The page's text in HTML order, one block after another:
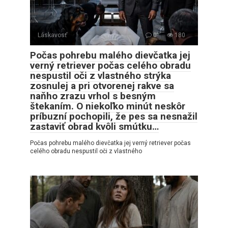
Láskavosť 0 180
Počas pohrebu malého dievčatka jej
verný retriever počas celého obradu
nespustil oči z vlastného strýka
zosnulej a pri otvorenej rakve sa
naňho zrazu vrhol s besným
štekaním. O niekoľko minút neskôr
príbuzní pochopili, že pes sa nesnažil
zastaviť obrad kvôli smútku…
Počas pohrebu malého dievčatka jej verný retriever počas
celého obradu nespustil oči z vlastného